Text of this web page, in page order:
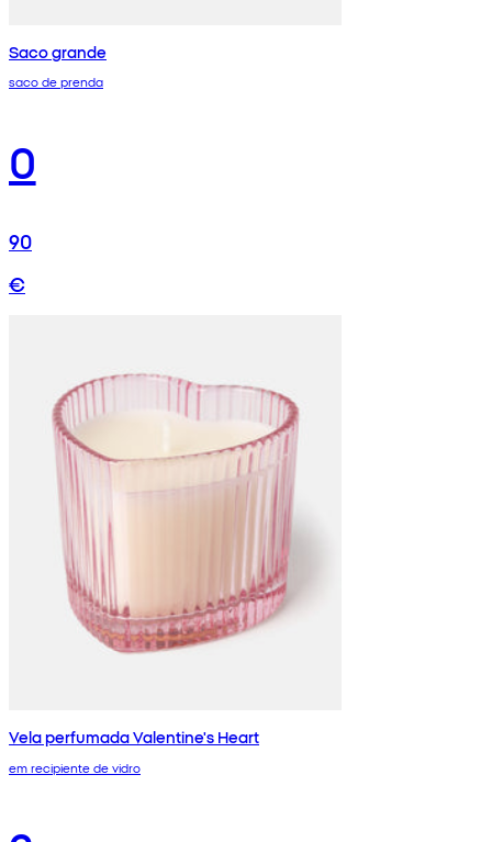
Saco grande
saco de prenda
0
90
€
Vela perfumada Valentine's Heart
em recipiente de vidro